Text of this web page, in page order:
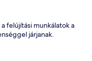
felújítási munkálatok a
járjanak.